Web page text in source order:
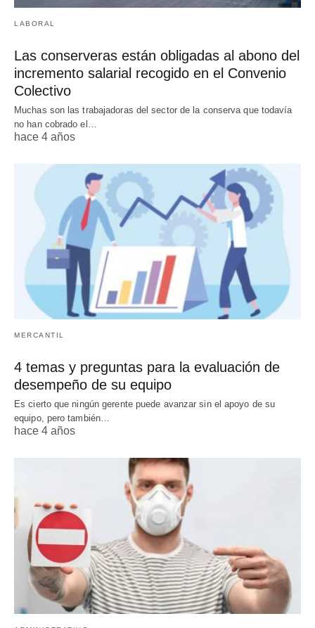
LABORAL
Las conserveras están obligadas al abono del
incremento salarial recogido en el Convenio
Colectivo
Muchas son las trabajadoras del sector de la conserva que todavía
no han cobrado el…
hace 4 años
MERCANTIL
4 temas y preguntas para la evaluación de
desempeño de su equipo
Es cierto que ningún gerente puede avanzar sin el apoyo de su
equipo, pero también…
hace 4 años